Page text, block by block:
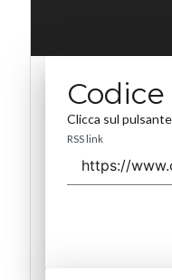
Codice
Clicca sul
RSS link